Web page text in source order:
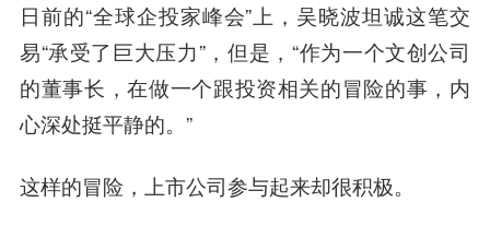
日前的“全球企投家峰会”上，吴晓波坦诚这笔交
易“承受了巨大压力”，但是，“作为一个文创公司
的董事长，在做一个跟投资相关的冒险的事，内
心深处挺平静的。”
这样的冒险，上市公司参与起来却很积极。